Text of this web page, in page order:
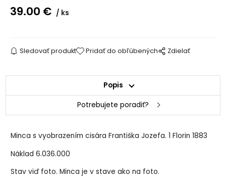
39.00 € ks
Sledovať produkt Pridať do obľúbených Zdielať
Popis
Potrebujete poradiť?
Minca s vyobrazením cisára Františka Jozefa. 1 Florin 1883
Náklad 6.036.000
Stav viď foto. Minca je v stave ako na foto.